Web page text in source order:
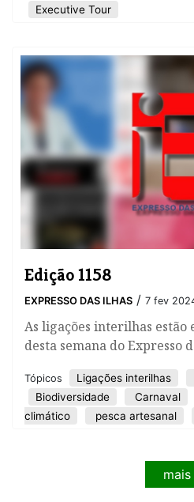
Executive Tour
Edição 1158
EXPRESSO DAS ILHAS / 7 fev
As ligações interilhas estão
desta semana do Expresso
Tópicos Ligações interilhas
Biodiversidade
Carnaval
climático
pesca artesanal
mais